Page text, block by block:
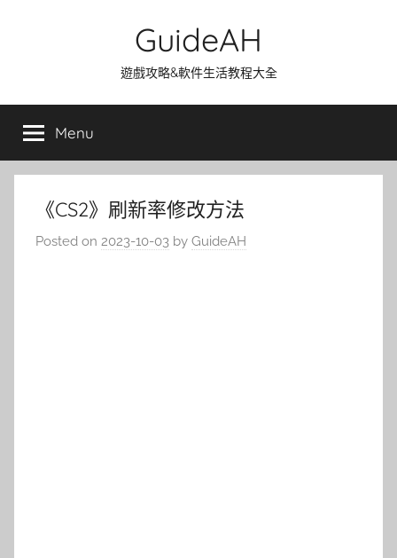
GuideAH
遊戲攻略&軟件生活教程大全
Menu
《CS2》刷新率修改方法
Posted on 2023-10-03 by GuideAH